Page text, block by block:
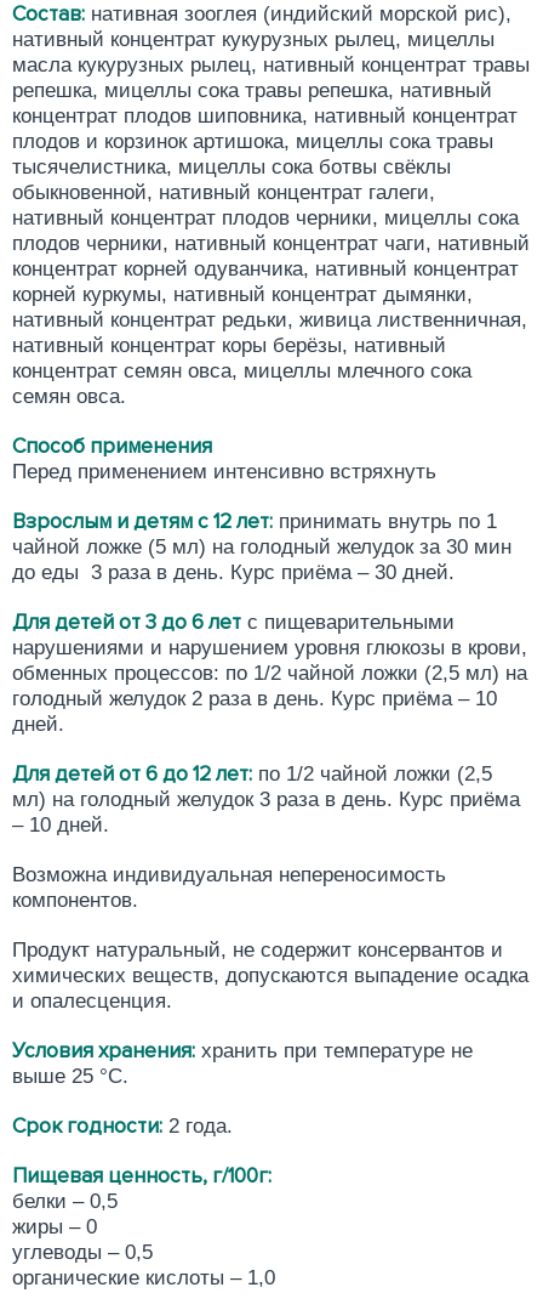
Состав: нативная зооглея (индийский морской рис),
нативный концентрат кукурузных рылец, мицеллы
масла кукурузных рылец, нативный концентрат травы
репешка, мицеллы сока травы репешка, нативный
концентрат плодов шиповника, нативный концентрат
плодов и корзинок артишока, мицеллы сока травы
тысячелистника, мицеллы сока ботвы свёклы
обыкновенной, нативный концентрат галеги,
нативный концентрат плодов черники, мицеллы сока
плодов черники, нативный концентрат чаги, нативный
концентрат корней одуванчика, нативный концентрат
корней куркумы, нативный концентрат дымянки,
нативный концентрат редьки, живица лиственничная,
нативный концентрат коры берёзы, нативный
концентрат семян овса, мицеллы млечного сока
семян овса.
Способ применения
Перед применением интенсивно встряхнуть
Взрослым и детям с 12 лет: принимать внутрь по 1
чайной ложке (5 мл) на голодный желудок за 30 мин
до еды 3 раза в день. Курс приёма – 30 дней.
Для детей от 3 до 6 лет с пищеварительными
нарушениями и нарушением уровня глюкозы в крови,
обменных процессов: по 1/2 чайной ложки (2,5 мл) на
голодный желудок 2 раза в день. Курс приёма – 10
дней.
Для детей от 6 до 12 лет: по 1/2 чайной ложки (2,5
мл) на голодный желудок 3 раза в день. Курс приёма
– 10 дней.
Возможна индивидуальная непереносимость
компонентов.
Продукт натуральный, не содержит консервантов и
химических веществ, допускаются выпадение осадка
и опалесценция.
Условия хранения: хранить при температуре не
выше 25 °С.
Срок годности: 2 года.
Пищевая ценность, г/100г:
белки – 0,5
жиры – 0
углеводы – 0,5
органические кислоты – 1,0